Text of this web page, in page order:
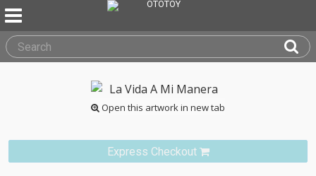
Open this artwork in new tab
Express Checkout